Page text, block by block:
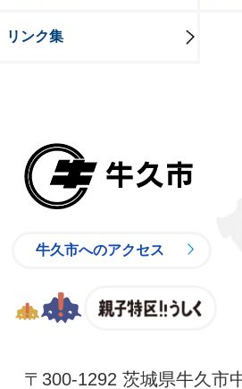
リンク集
牛久市へのアクセス
〒300-1292 茨城県牛久市